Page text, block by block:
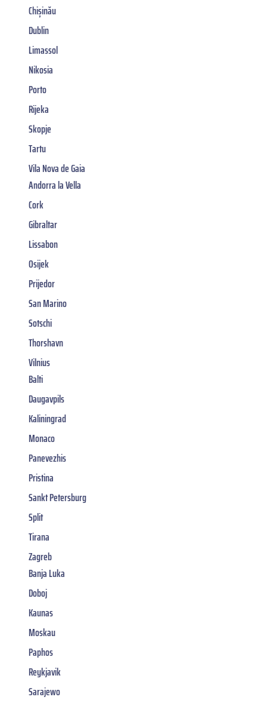
Chișinău
Dublin
Limassol
Nikosia
Porto
Rijeka
Skopje
Tartu
Vila Nova de Gaia
Andorra la Vella
Cork
Gibraltar
Lissabon
Osijek
Prijedor
San Marino
Sotschi
Thorshavn
Vilnius
Balti
Daugavpils
Kaliningrad
Monaco
Panevezhis
Pristina
Sankt Petersburg
Split
Tirana
Zagreb
Banja Luka
Doboj
Kaunas
Moskau
Paphos
Reykjavik
Sarajewo